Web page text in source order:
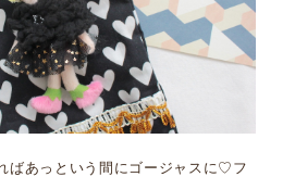
ばあっという間にゴージャスに♡フ